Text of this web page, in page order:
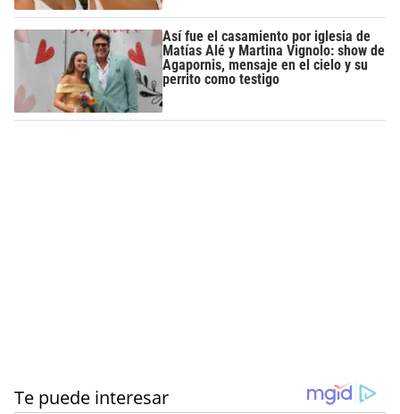
Así fue el casamiento por iglesia de
Matías Alé y Martina Vignolo: show de
Agapornis, mensaje en el cielo y su
perrito como testigo